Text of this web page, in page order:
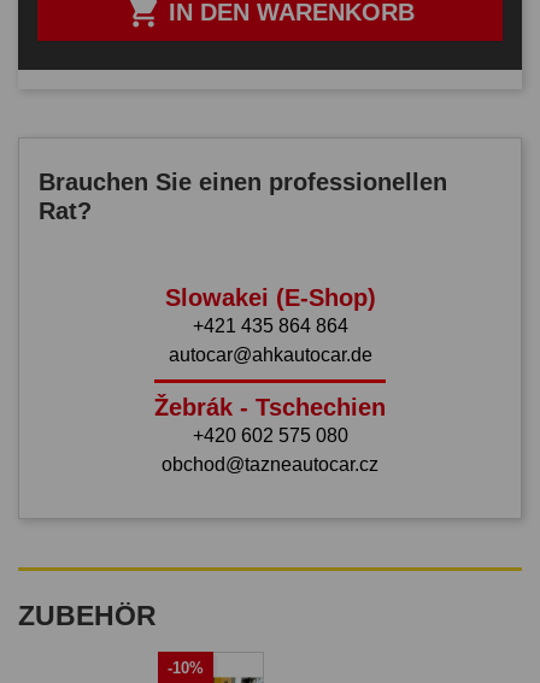
 IN DEN WARENKORB
Brauchen Sie einen professionellen
Rat?
Slowakei (E-Shop)
+421 435 864 864
autocar@ahkautocar.de
Žebrák - Tschechien
+420 602 575 080
obchod@tazneautocar.cz
ZUBEHÖR
-10%